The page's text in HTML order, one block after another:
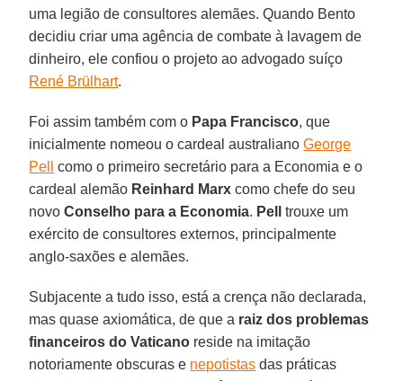
uma legião de consultores alemães. Quando Bento
decidiu criar uma agência de combate à lavagem de
dinheiro, ele confiou o projeto ao advogado suíço
René Brülhart.
Foi assim também com o Papa Francisco, que
inicialmente nomeou o cardeal australianoGeorge
Pell
como o primeiro secretário para a Economia e o
cardeal alemão Reinhard Marx como chefe do seu
novoConselho para a Economia. Pell
trouxe um
exército de consultores externos, principalmente
anglo-saxões e alemães.
Subjacente a tudo isso, está a crença não declarada,
mas quase axiomática, de que a raiz dos problemas
financeiros do Vaticano reside na imitação
notoriamente obscuras e nepotistas das práticas